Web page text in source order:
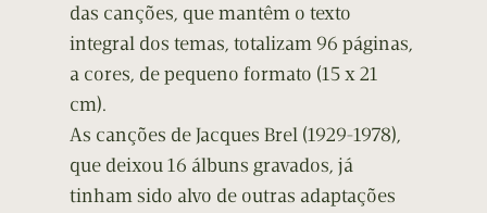
das canções, que mantêm o texto
integral dos temas, totalizam 96 páginas,
a cores, de pequeno formato (15 x 21
cm).
As canções de Jacques Brel (1929-1978),
que deixou 16 álbuns gravados, já
tinham sido alvo de outras adaptações